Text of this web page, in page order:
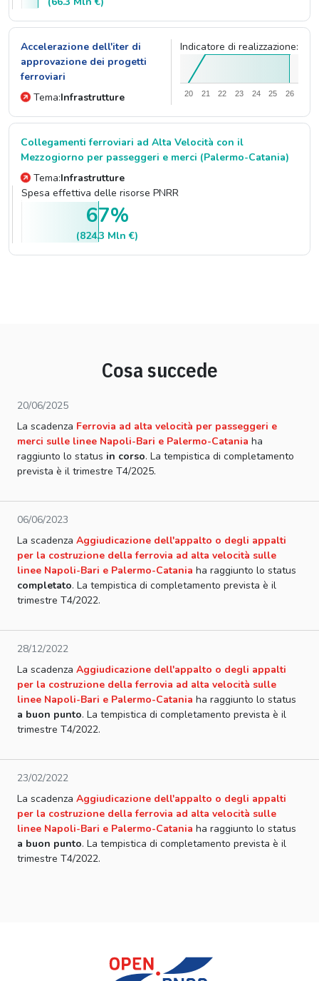
Accelerazione dell'iter di
approvazione dei progetti
ferroviari
Tema:Infrastrutture
Indicatore di realizzazione:
20 21 22 23 24 25 26
Collegamenti ferroviari ad Alta Velocità con il
Mezzogiorno per passeggeri e merci (Palermo-Catania)
Tema:Infrastrutture
Spesa effettiva delle risorse PNRR
67%
(824.3 Mln €)
Cosa succede
20/06/2025
La scadenza Ferrovia ad alta velocità per passeggeri e
merci sulle linee Napoli-Bari e Palermo-Catania ha
raggiunto lo status in corso. La tempistica di completamento
prevista è il trimestre T4/2025.
06/06/2023
La scadenza Aggiudicazione dell'appalto o degli appalti
per la costruzione della ferrovia ad alta velocità sulle
linee Napoli-Bari e Palermo-Catania ha raggiunto lo status
completato. La tempistica di completamento prevista è il
trimestre T4/2022.
28/12/2022
La scadenza Aggiudicazione dell'appalto o degli appalti
per la costruzione della ferrovia ad alta velocità sulle
linee Napoli-Bari e Palermo-Catania ha raggiunto lo status
a buon punto. La tempistica di completamento prevista è il
trimestre T4/2022.
23/02/2022
La scadenza Aggiudicazione dell'appalto o degli appalti
per la costruzione della ferrovia ad alta velocità sulle
linee Napoli-Bari e Palermo-Catania ha raggiunto lo status
a buon punto. La tempistica di completamento prevista è il
trimestre T4/2022.